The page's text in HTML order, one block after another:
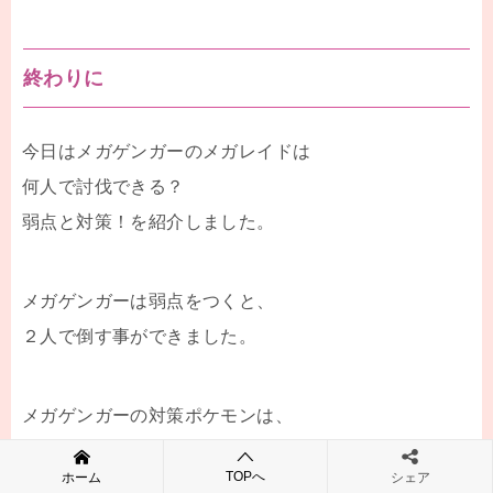
終わりに
今日はメガゲンガーのメガレイドは
何人で討伐できる？
弱点と対策！を紹介しました。
メガゲンガーは弱点をつくと、
２人で倒す事ができました。
メガゲンガーの対策ポケモンは、
ミュウツーがおすすめですが、
メガゲンガーの技がゴースト技の場合は、
ホーム TOPへ シェア